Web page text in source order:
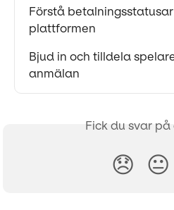
Förstå
plattformen
Bjud in och tilldela
anmälan
Fick du svar
😞 😐